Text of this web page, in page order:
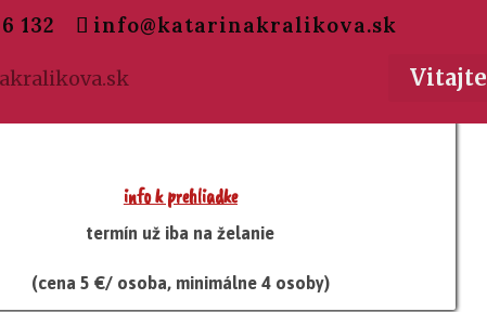
132 info@katarinakralikova.sk
Vitajte
info k prehliadke
termín už iba na želanie
(cena 5 €/ osoba, minimálne 4 osoby)